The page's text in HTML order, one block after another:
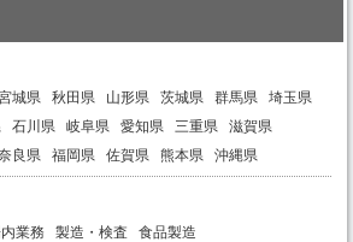
城県 秋田県 山形県 茨城県 群馬県
埼玉県
石川県 岐阜県 愛知県 三重県
滋賀県
良県 福岡県 佐賀県 熊本県 沖縄県
業務 製造・検査
食品製造